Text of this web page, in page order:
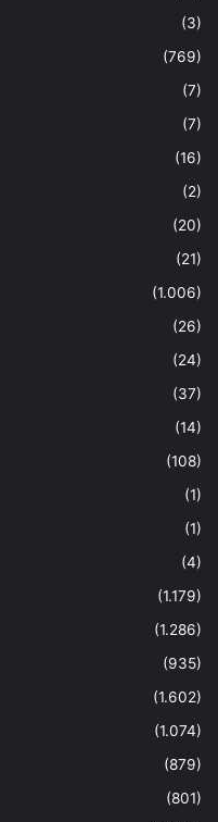
(3)
(769)
(7)
(7)
(16)
(2)
(20)
(21)
(1.006)
(26)
(24)
(37)
(14)
(108)
(1)
(1)
(4)
(1.179)
(1.286)
(935)
(1.602)
(1.074)
(879)
(801)